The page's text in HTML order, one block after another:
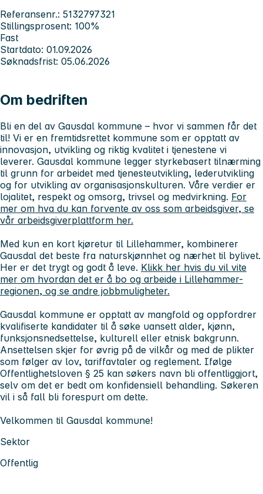
Referansenr.: 5132797321
Stillingsprosent: 100%
Fast
Startdato: 01.09.2026
Søknadsfrist: 05.06.2026
Om bedriften
Bli en del av Gausdal kommune – hvor vi sammen får det
til! Vi er en fremtidsrettet kommune som er opptatt av
innovasjon, utvikling og riktig kvalitet i tjenestene vi
leverer. Gausdal kommune legger styrkebasert tilnærming
til grunn for arbeidet med tjenesteutvikling, lederutvikling
og for utvikling av organisasjonskulturen. Våre verdier er
lojalitet, respekt og omsorg, trivsel og medvirkning. For
mer om hva du kan forvente av oss som arbeidsgiver, se
vår arbeidsgiverplattform her.
Med kun en kort kjøretur til Lillehammer, kombinerer
Gausdal det beste fra naturskjønnhet og nærhet til bylivet.
Her er det trygt og godt å leve. Klikk her hvis du vil vite
mer om hvordan det er å bo og arbeide i Lillehammer-
regionen, og se andre jobbmuligheter.
Gausdal kommune er opptatt av mangfold og oppfordrer
kvalifiserte kandidater til å søke uansett alder, kjønn,
funksjonsnedsettelse, kulturell eller etnisk bakgrunn.
Ansettelsen skjer for øvrig på de vilkår og med de plikter
som følger av lov, tariffavtaler og reglement. Ifølge
Offentlighetsloven § 25 kan søkers navn bli offentliggjort,
selv om det er bedt om konfidensiell behandling. Søkeren
vil i så fall bli forespurt om dette.
Velkommen til Gausdal kommune!
Sektor
Offentlig